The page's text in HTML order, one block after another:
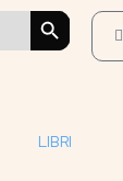
SEARCH BUTTON
LIBRI